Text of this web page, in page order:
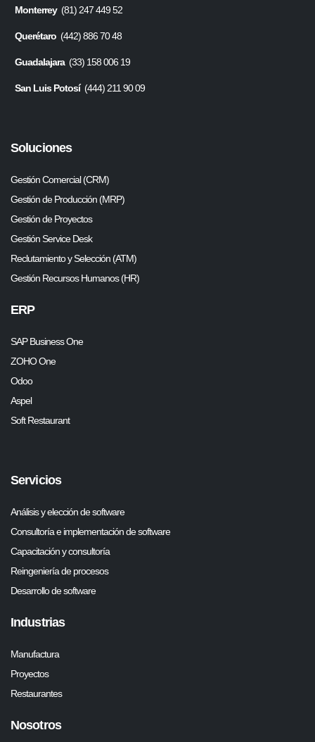
Monterrey(81) 247 449 52
Querétaro (442) 886 70 48
Guadalajara(33) 158 006 19
San Luis Potosí(444) 211 90 09
Soluciones
Gestión Comercial (CRM)
Gestión de Producción (MRP)
Gestión de Proyectos
Gestión Service Desk
Reclutamiento y Selección (ATM)
Gestión Recursos Humanos (HR)
ERP
SAP Business One
ZOHO One
Odoo
Aspel
Soft Restaurant
Servicios
Análisis y elección de software
Consultoría e implementación de software
Capacitación y consultoría
Reingeniería de procesos
Desarrollo de software
Industrias
Manufactura
Proyectos
Restaurantes
Nosotros